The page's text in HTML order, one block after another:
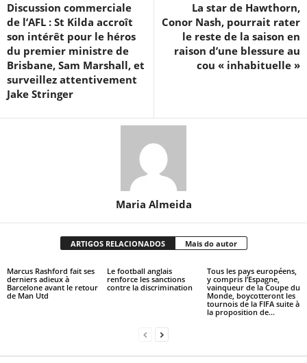
Discussion commerciale
de l’AFL : St Kilda accroît
son intérêt pour le héros
du premier ministre de
Brisbane, Sam Marshall, et
surveillez attentivement
Jake Stringer
La star de Hawthorn,
Conor Nash, pourrait rater
le reste de la saison en
raison d’une blessure au
cou « inhabituelle »
Maria Almeida
ARTIGOS RELACIONADOS Mais do autor
Marcus Rashford fait ses
derniers adieux à
Barcelone avant le retour
de Man Utd
Le football anglais
renforce les sanctions
contre la discrimination
Tous les pays européens,
y compris l’Espagne,
vainqueur de la Coupe du
Monde, boycotteront les
tournois de la FIFA suite à
la proposition de...